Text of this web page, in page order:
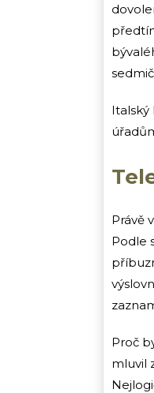
Italský
Právě
Podle
Proč
mluvil